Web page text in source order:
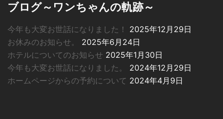
ブログ～ワンちゃんの軌跡～
今年も大変お世話になりました！
2025年12月29日
お休みのお知らせ。
2025年6月24日
ホテルについてのお知らせ 2025年1月30日
今年も大変お世話になりました。
2024年12月29日
ホームページからの予約について 2024年4月9日